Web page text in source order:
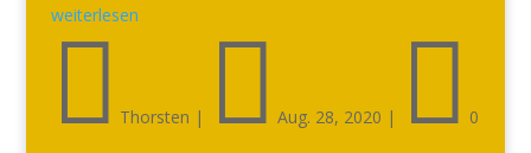
weiterlesen
 Thorsten |  Aug. 28, 2020 |  0